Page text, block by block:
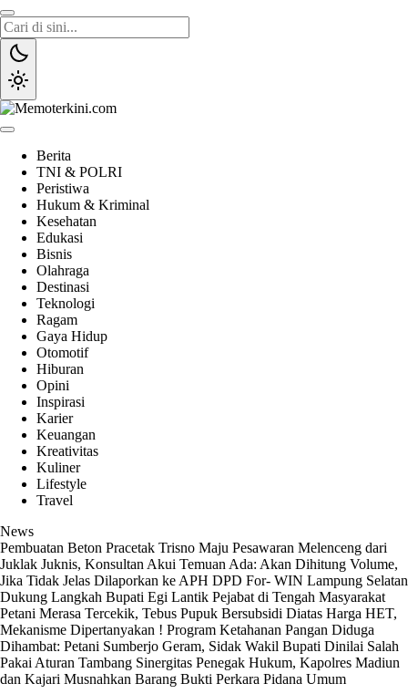
Lewati
ke
konten
Berita
TNI & POLRI
Peristiwa
Hukum & Kriminal
Kesehatan
Edukasi
Bisnis
Olahraga
Destinasi
Teknologi
Ragam
Gaya Hidup
Otomotif
Hiburan
Opini
Inspirasi
Karier
Keuangan
Kreativitas
Kuliner
Lifestyle
Travel
News
Pembuatan Beton Pracetak Trisno Maju Pesawaran Melenceng dari
Juklak Juknis, Konsultan Akui Temuan Ada: Akan Dihitung Volume,
Jika Tidak Jelas Dilaporkan ke APH DPD For- WIN Lampung Selatan
Dukung Langkah Bupati Egi Lantik Pejabat di Tengah Masyarakat
Petani Merasa Tercekik, Tebus Pupuk Bersubsidi Diatas Harga HET,
Mekanisme Dipertanyakan ! Program Ketahanan Pangan Diduga
Dihambat: Petani Sumberjo Geram, Sidak Wakil Bupati Dinilai Salah
Pakai Aturan Tambang Sinergitas Penegak Hukum, Kapolres Madiun
dan Kajari Musnahkan Barang Bukti Perkara Pidana Umum